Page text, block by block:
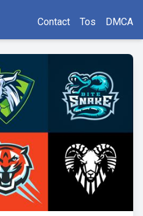
Contact Tos DMCA